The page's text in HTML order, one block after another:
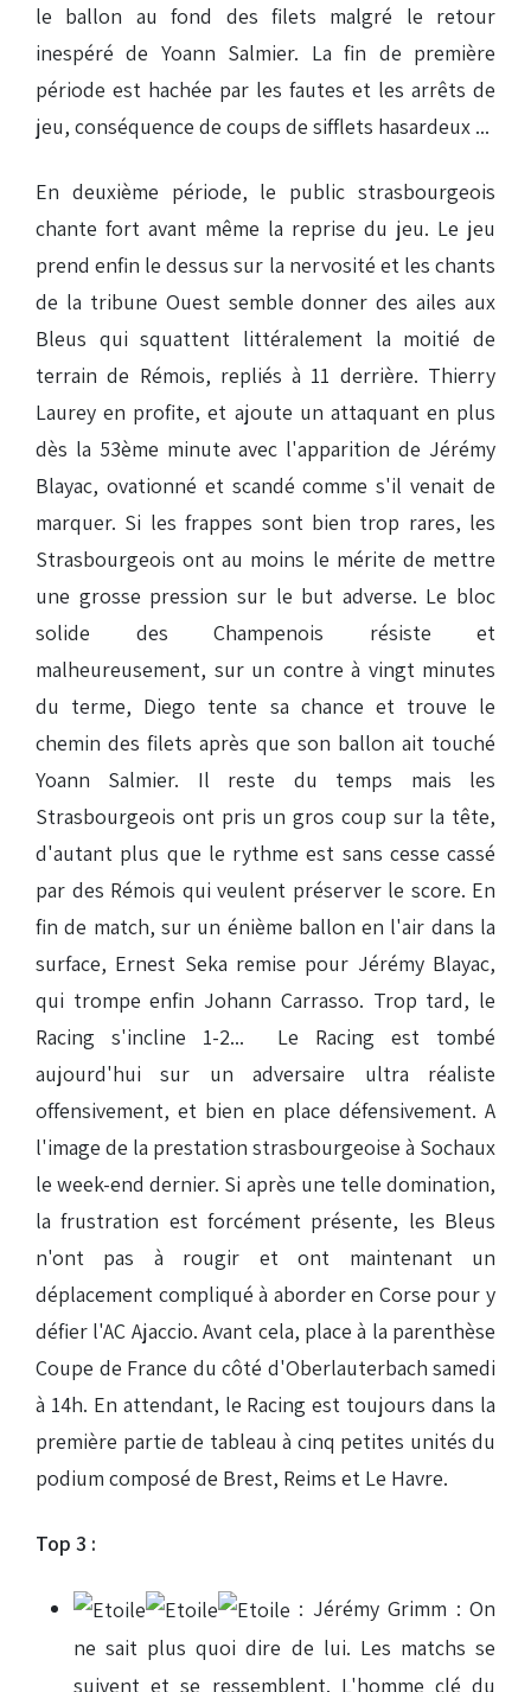
le ballon au fond des filets malgré le retour
inespéré de Yoann Salmier. La fin de première
période est hachée par les fautes et les arrêts de
jeu, conséquence de coups de sifflets hasardeux ...
En deuxième période, le public strasbourgeois
chante fort avant même la reprise du jeu. Le jeu
prend enfin le dessus sur la nervosité et les chants
de la tribune Ouest semble donner des ailes aux
Bleus qui squattent littéralement la moitié de
terrain de Rémois, repliés à 11 derrière. Thierry
Laurey en profite, et ajoute un attaquant en plus
dès la 53ème minute avec l'apparition de Jérémy
Blayac, ovationné et scandé comme s'il venait de
marquer. Si les frappes sont bien trop rares, les
Strasbourgeois ont au moins le mérite de mettre
une grosse pression sur le but adverse. Le bloc
solide des Champenois résiste et
malheureusement, sur un contre à vingt minutes
du terme, Diego tente sa chance et trouve le
chemin des filets après que son ballon ait touché
Yoann Salmier. Il reste du temps mais les
Strasbourgeois ont pris un gros coup sur la tête,
d'autant plus que le rythme est sans cesse cassé
par des Rémois qui veulent préserver le score. En
fin de match, sur un énième ballon en l'air dans la
surface, Ernest Seka remise pour Jérémy Blayac,
qui trompe enfin Johann Carrasso. Trop tard, le
Racing s'incline 1-2... Le Racing est tombé
aujourd'hui sur un adversaire ultra réaliste
offensivement, et bien en place défensivement. A
l'image de la prestation strasbourgeoise à Sochaux
le week-end dernier. Si après une telle domination,
la frustration est forcément présente, les Bleus
n'ont pas à rougir et ont maintenant un
déplacement compliqué à aborder en Corse pour y
défier l'AC Ajaccio. Avant cela, place à la parenthèse
Coupe de France du côté d'Oberlauterbach samedi
à 14h. En attendant, le Racing est toujours dans la
première partie de tableau à cinq petites unités du
podium composé de Brest, Reims et Le Havre.
Top 3 :
: Jérémy Grimm : On
ne sait plus quoi dire de lui. Les matchs se
suivent et se ressemblent. L'homme clé du